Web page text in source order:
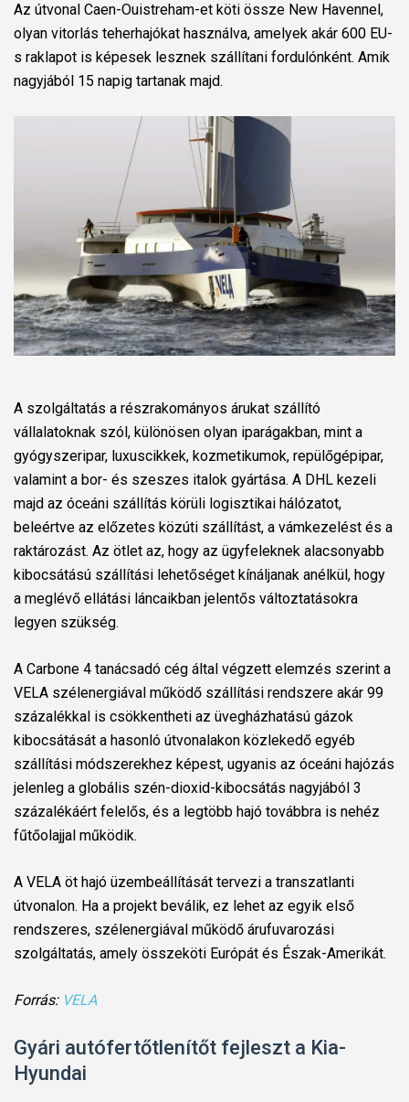
Az útvonal Caen-Ouistreham-et köti össze New Havennel,
olyan vitorlás teherhajókat használva, amelyek akár 600 EU-
s raklapot is képesek lesznek szállítani fordulónként. Amik
nagyjából 15 napig tartanak majd.
A szolgáltatás a részrakományos árukat szállító
vállalatoknak szól, különösen olyan iparágakban, mint a
gyógyszeripar, luxuscikkek, kozmetikumok, repülőgépipar,
valamint a bor- és szeszes italok gyártása. A DHL kezeli
majd az óceáni szállítás körüli logisztikai hálózatot,
beleértve az előzetes közúti szállítást, a vámkezelést és a
raktározást. Az ötlet az, hogy az ügyfeleknek alacsonyabb
kibocsátású szállítási lehetőséget kínáljanak anélkül, hogy
a meglévő ellátási láncaikban jelentős változtatásokra
legyen szükség.
A Carbone 4 tanácsadó cég által végzett elemzés szerint a
VELA szélenergiával működő szállítási rendszere akár 99
százalékkal is csökkentheti az üvegházhatású gázok
kibocsátását a hasonló útvonalakon közlekedő egyéb
szállítási módszerekhez képest, ugyanis az óceáni hajózás
jelenleg a globális szén-dioxid-kibocsátás nagyjából 3
százalékáért felelős, és a legtöbb hajó továbbra is nehéz
fűtőolajjal működik.
A VELA öt hajó üzembeállítását tervezi a transzatlanti
útvonalon. Ha a projekt beválik, ez lehet az egyik első
rendszeres, szélenergiával működő árufuvarozási
szolgáltatás, amely összeköti Európát és Észak-Amerikát.
Forrás: VELA
Gyári autófertőtlenítőt fejleszt a Kia-
Hyundai